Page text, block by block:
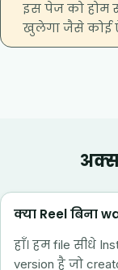
इस पेज को होम
खुलेगा जैसे कोई
क्या Reel बिना
हाँ। हम file सीधे
version है जो